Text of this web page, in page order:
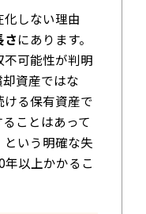
しない理由
さにあります。
可能性が判明
資産ではな
ける保有資産で
ことはあって
いう明確な失
以上かかるこ